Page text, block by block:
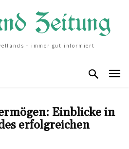
– immer gut informiert
Einblicke in
erfolgreichen